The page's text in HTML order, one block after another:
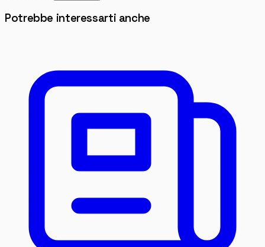
Potrebbe interessarti anche